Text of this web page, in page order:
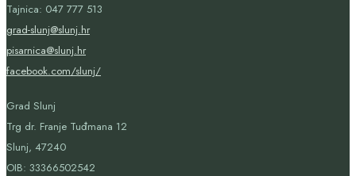
Tajnica: 047 777 513
grad-slunj@slunj.hr
pisarnica@slunj.hr
facebook.com/slunj/
Grad Slunj
Trg dr. Franje Tuđmana 12
Slunj, 47240
OIB: 33366502542